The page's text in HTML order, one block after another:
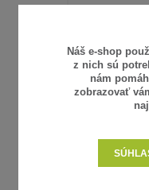
Náš e-shop
z nich sú
nám
zobrazovať